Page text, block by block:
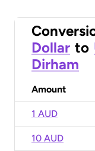
Dollar to
Dirham
Amount
1 AUD
10 AUD